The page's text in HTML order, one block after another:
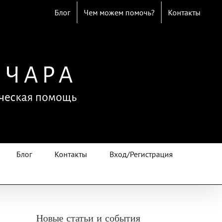
Блог Чем можем помочь? Контакты
Блог Контакты Вход/Регистрация
Новые статьи и события